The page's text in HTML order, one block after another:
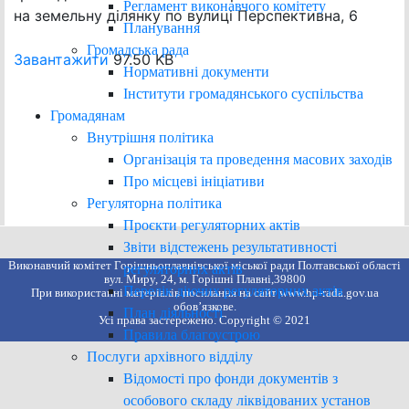
Регламент виконавчого комітету
Планування
Громадська рада
Нормативні документи
Інститути громадянського суспільства
Громадянам
Внутрішня політика
Організація та проведення масових заходів
Про місцеві ініціативи
Регуляторна політика
Проєкти регуляторних актів
Звіти відстежень результативності
регуляторних актів
Перелік діючих регуляторних актів
План діяльності
Правила благоустрою
Послуги архівного відділу
Відомості про фонди документів з
особового складу ліквідованих установ
на земельну ділянку по вулиці Перспективна, 6
Завантажити97.50 KB
Виконавчий комітет Горішньоплавнівської міської ради Полтавської області
вул. Миру, 24, м. Горішні Плавні,39800
При використанні матеріалів посилання на сайт www.hp-rada.gov.ua
обов’язкове.
Усі права застережено. Copyright © 2021